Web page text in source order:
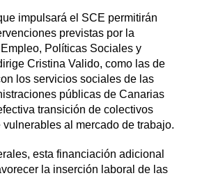
impulsará el SCE permitirán
previstas por la
Políticas Sociales y
Cristina Valido, como las de
los servicios sociales de las
públicas de Canarias
transición de colectivos
al mercado de trabajo.
esta financiación adicional
la inserción laboral de las